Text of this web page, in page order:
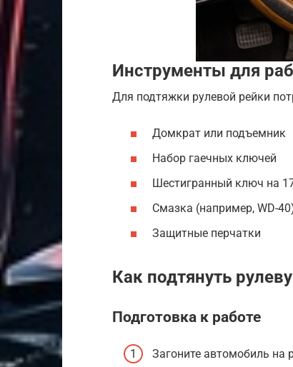
Инструменты для
Для подтяжки рулевой рейки
Домкрат или подъемник
Набор гаечных ключей
Шестигранный ключ на
Смазка (например, WD-
Защитные перчатки
Как подтянуть
Подготовка к работе
Загоните автомобиль на